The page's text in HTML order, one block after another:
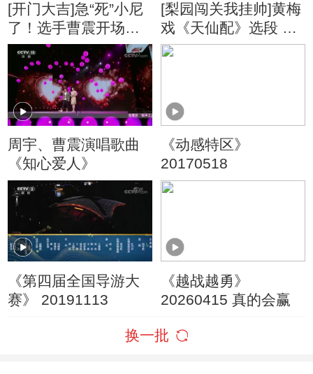
[开门大吉]急“死”小尼
了！选手曹震开场就
用掉了求助机会
[梨园闯关我挂帅]黄梅
戏《天仙配》选段 表
演：曹震 张淑景
周宇、曹震演唱歌曲
《知心爱人》
《动感特区》
20170518
《第四届全国导游大
赛》 20191113
《越战越勇》
20260415 真的会赢
换一批